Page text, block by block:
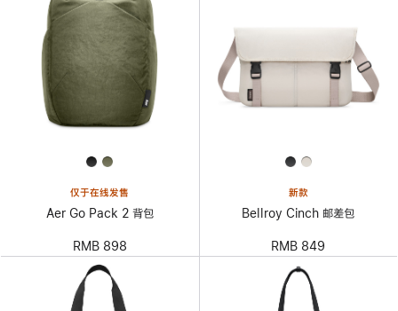
仅于在线发售
Aer Go Pack 2 背包
RMB 898
新款
Bellroy Cinch 邮差包
RMB 849